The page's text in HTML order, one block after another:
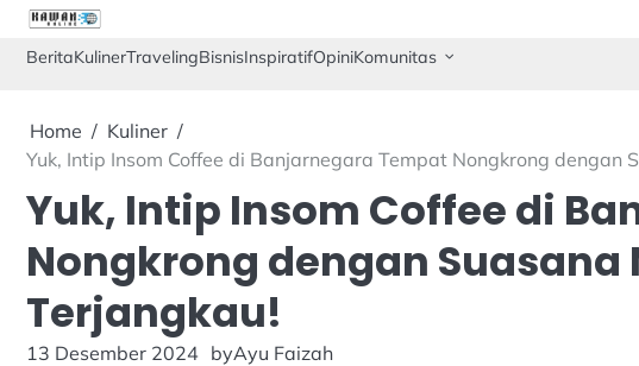
Skip
content
BeritaKulinerTravelingBisnisInspiratifOpiniKomunitas
Home
Kuliner
Yuk, Intip Insom Coffee di Banjarnegara Tempat Nongkrong dengan
Yuk, Intip Insom Coffee di
Nongkrong dengan Suasana
Terjangkau!
13 Desember 2024 byAyu Faizah